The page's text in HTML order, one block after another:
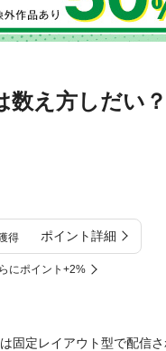
え方しだい
得 ポイント詳細
にポイント+2%
固定レイアウト型で配信